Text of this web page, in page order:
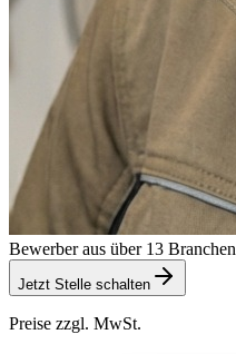
Bewerber aus über 13 Branchen
Jetzt Stelle schalten
Preise zzgl. MwSt.